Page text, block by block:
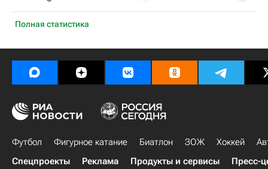
Полная статистика
Футбол Фигурное катание Биатлон ЗОЖ Хоккей
Спецпроекты
Реклама Продукты и сервисы Пресс-